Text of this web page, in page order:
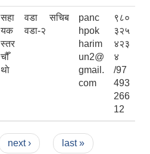
सहा
यक
स्तर
चौँ
थाे
वडा सचिब
वडा-२
panc
hpok
harim
un2@
gmail.
com
९८०
३२५
४२३
४
/97
493
266
12
next › last »